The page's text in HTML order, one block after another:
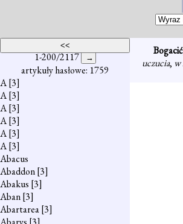
1-200/2117
artykuły hasłowe: 1759
A[3]
A[3]
A[3]
A[3]
A[3]
A[3]
Abacus
Abaddon[3]
Abakus [3]
Aban[3]
Abartarea[3]
Bogacić
uczucia, w